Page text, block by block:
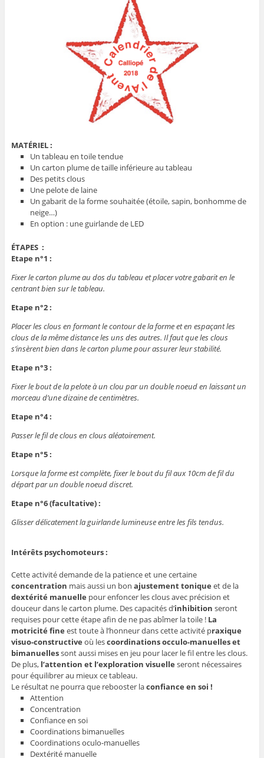
MATÉRIEL :
Un tableau en toile tendue
Un carton plume de taille inférieure au tableau
Des petits clous
Une pelote de laine
Un gabarit de la forme souhaitée (étoile, sapin, bonhomme de
neige…)
En option : une guirlande de LED
ÉTAPES :
Etape n°1 :
Fixer le carton plume au dos du tableau et placer votre gabarit en le
centrant bien sur le tableau.
Etape n°2 :
Placer les clous en formant le contour de la forme et en espaçant les
clous de la même distance les uns des autres. Il faut que les clous
s’insèrent bien dans le carton plume pour assurer leur stabilité.
Etape n°3 :
Fixer le bout de la pelote à un clou par un double noeud en laissant un
morceau d’une dizaine de centimètres.
Etape n°4 :
Passer le fil de clous en clous aléatoirement.
Etape n°5 :
Lorsque la forme est complète, fixer le bout du fil aux 10cm de fil du
départ par un double noeud discret.
Etape n°6 (facultative) :
Glisser délicatement la guirlande lumineuse entre les fils tendus.
Intérêts psychomoteurs :
Cette activité demande de la patience et une certaine
concentration mais aussi un bon ajustement tonique et de la
dextérité manuelle pour enfoncer les clous avec précision et
douceur dans le carton plume. Des capacités d’inhibition seront
requises pour cette étape afin de ne pas abîmer la toile ! La
motricité fine est toute à l’honneur dans cette activité praxique
visuo-constructive où lescoordinations occulo-manuelles et
bimanuellessont aussi mises en jeu pour lacer le fil entre les clous.
De plus, l’attention et l’exploration visuelle seront nécessaires
pour équilibrer au mieux ce tableau.
Le résultat ne pourra que rebooster laconfiance en soi !
Attention
Concentration
Confiance en soi
Coordinations bimanuelles
Coordinations oculo-manuelles
Dextérité manuelle